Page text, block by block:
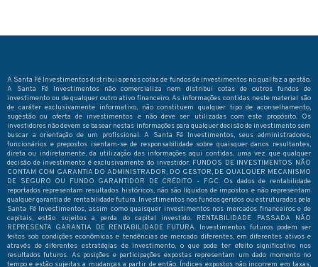
A Santa Fé Investimentos distribui apenas cotas de fundos de investimentos no qual faz a gestão.
A Santa Fé Investimentos não comercializa nem distribui cotas de outros fundos de
investimento ou de qualquer outro ativo financeiro. As informações contidas neste material são
de caráter exclusivamente informativo, não constituem qualquer tipo de aconselhamento,
sugestão ou oferta de investimentos e não deve ser utilizadas com este propósito. Os
investidores não devem se basear nestas informações para qualquer decisão de investimento sem
buscar a orientação de um profissional. A Santa Fé Investimentos, seus administradores,
funcionários e prepostos isentam-se de responsabilidade sobre quaisquer danos resultantes,
direta ou indiretamente, da utilização das informações aqui contidas, uma vez que qualquer
decisão de investimento é exclusivamente do investidor. FUNDOS DE INVESTIMENTOS NÃO
CONTAM COM GARANTIA DO ADMINISTRADOR, DO GESTOR, DE QUALQUER MECANISMO
DE SEGURO OU FUNDO GARANTIDOR DE CRÉDITO - FGC. Os dados de rentabilidade
reportados representam resultados históricos, não são líquidos de impostos e não representam
qualquer garantia de rentabilidade futura. Investimentos nos fundos geridos ou estruturados pela
Santa Fé Investimentos, assim como quaisquer investimentos nos mercados financeiros e de
capitais, estão sujeitos a perda do capital investido. RENTABILIDADE PASSADA NÃO
REPRESENTA GARANTIA DE RENTABILIDADE FUTURA. Investimentos futuros podem ser
feitos sob condições econômicas e tendências de mercado diferentes, em diferentes ativos e
através de diferentes estratégias de investimento, o que pode ter efeito significativo nos
resultados futuros. As posições e participações expostas representam um dado momento no
tempo e estão sujeitas a mudanças a partir de então. Índices expostos não incorrem em taxas,